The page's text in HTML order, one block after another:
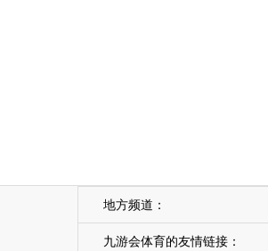
地方频道：
九游会体育的友情链接：